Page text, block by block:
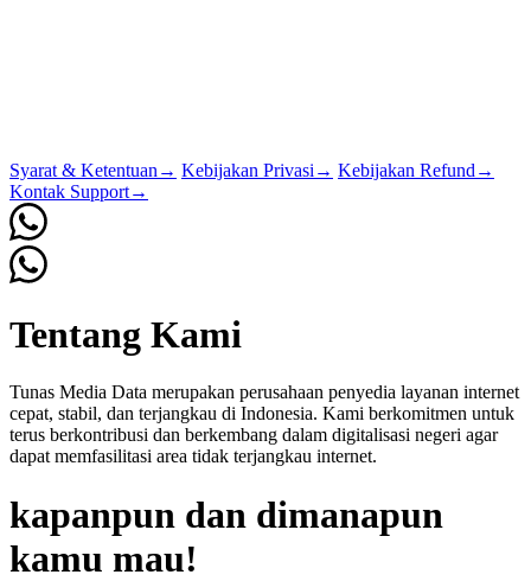
Syarat & Ketentuan → Kebijakan Privasi → Kebijakan Refund →
Kontak Support→
Tentang Kami
Tunas Media Data merupakan perusahaan penyedia layanan internet
cepat, stabil, dan terjangkau di Indonesia. Kami berkomitmen untuk
terus berkontribusi dan berkembang dalam digitalisasi negeri agar
dapat memfasilitasi area tidak terjangkau internet.
kapanpun dan dimanapun
kamu mau!